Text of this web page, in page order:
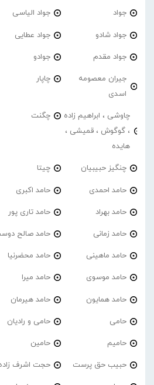
جواد جواد الیاسی
جواد شادو جواد عطایی
جواد مقدم جوادو
جیران معصومه
اسدی
چاپار
چاوشی ، ابراهیم زاده
، گوگوش ، قمیشی ،
هایده
چگنت
چنگیز حبیبیان چیتا
حامد احمدی حامد اکبری
حامد بهراد حامد تاری پور
حامد زمانی حامد صالح
حامد ماهینی حامد محضرنیا
حامد موسوی حامد میرا
حامد همایون حامد هیرمان
حامی حامی و رادیان
حامیم حامین
حبیب حق پرست حجت اشرف